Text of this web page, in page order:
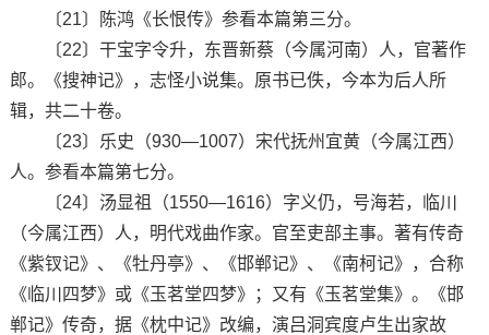
〔21〕陈鸿《长恨传》参看本篇第三分。
〔22〕干宝字令升，东晋新蔡（今属河南）人，官著作
郎。《搜神记》，志怪小说集。原书已佚，今本为后人所
辑，共二十卷。
〔23〕乐史（930—1007）宋代抚州宜黄（今属江西）
人。参看本篇第七分。
〔24〕汤显祖（1550—1616）字义仍，号海若，临川
（今属江西）人，明代戏曲作家。官至吏部主事。著有传奇
《紫钗记》、《牡丹亭》、《邯郸记》、《南柯记》，合称
《临川四梦》或《玉茗堂四梦》；又有《玉茗堂集》。《邯
郸记》传奇，据《枕中记》改编，演吕洞宾度卢生出家故